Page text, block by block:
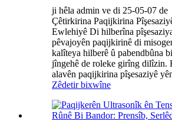
ji hêla admin ve di 25-05-07 de
Çêtirkirina Paqijkirina
Ewlehiyê Di hilberîna
pêvajoyên paqijkirinê di
kalîteya hilberê û pabendbûna
jîngehê de roleke girîng dilîzin.
alavên paqijkirina pîşesaziyê
Zêdetir bixwîne